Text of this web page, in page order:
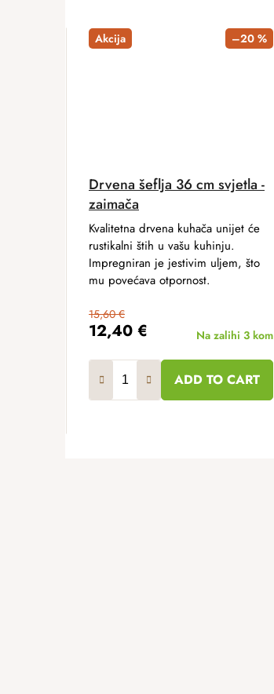
Akcija –20 %
Drvena šeflja 36 cm svjetla -
zaimača
12,40 €
15,60 €
Na zalihi 3 kom
ADD TO CART
Kvalitetna drvena kuhača unijet će
rustikalni štih u vašu kuhinju.
Impregniran je jestivim uljem, što
mu povećava otpornost.